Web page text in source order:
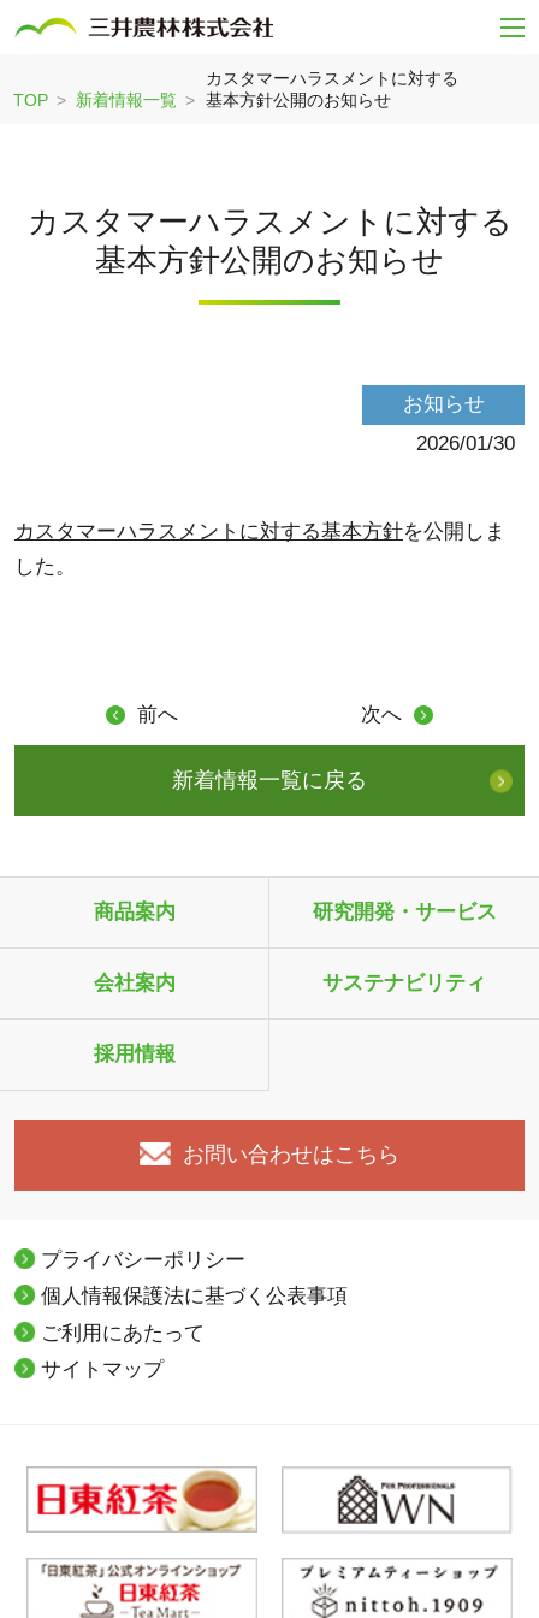
TOP 新着情報一覧
カスタマーハラスメントに対する
基本方針公開のお知らせ
カスタマーハラスメントに対する
基本方針公開のお知らせ
お知らせ
2026/01/30
カスタマーハラスメントに対する基本方針を公開しま
した。
前へ 次へ
新着情報一覧に戻る
商品案内 研究開発・サービス
会社案内 サステナビリティ
採用情報
お問い合わせはこちら
プライバシーポリシー
個人情報保護法に基づく公表事項
ご利用にあたって
サイトマップ